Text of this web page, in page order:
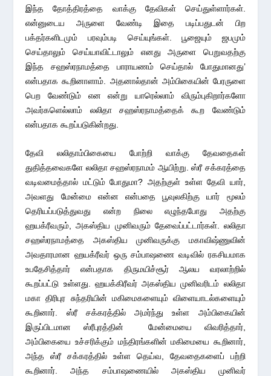
இந்த தோத்திரத்தை வாக்கு தேவிகள் செய்துள்ளார்கள்.
என்னுடைய அருளை வேண்டி இதை படிப்பதுடன் பிற
பக்தர்களிடமும் பரவும்படி செய்யுங்கள். பூஜையும் ஜபமும்
செய்தாலும் செய்யாவிட்டாலும் எனது அருளை பெறுவதற்கு
இந்த சஹஸ்ரநாமத்தை பாராயணம் செய்தால் போதுமானது’
என்பதாக கூறினாளாம். அதனால்தான் அம்பிகையின் பேரருளை
பெற வேண்டும் என என்று யாரெல்லாம் விரும்புகிறார்களோ
அவர்களெல்லாம் லலிதா சஹஸ்ரநாமத்தைக் கூற வேண்டும்
என்பதாக கூறப்படுகின்றது.
தேவி லலிதாம்பிகையை போற்றி வாக்கு தேவதைகள்
துதித்தவைகளே லலிதா சஹஸ்ரநாமம் ஆயிற்று. ஸ்ரீ சக்கரத்தை
வடிவமைத்தால் மட்டும் போதுமா? அதற்குள் உள்ள தேவி யார்,
அவளது மேன்மை என்ன என்பதை பூவுலகிற்கு யார் மூலம்
தெரியப்படுத்துவது என்ற நிலை எழுந்தபோது அதற்கு
ஹயக்ரீவரும், அகஸ்திய முனிவரும் தேவைப்பட்டார்கள். லலிதா
சஹஸ்ரநாமத்தை அகஸ்திய முனிவருக்கு மகாவிஷ்ணுவின்
அவதாரமான ஹயக்ரீவர் ஒரு சம்பாஷணை வடிவில் ரகசியமாக
உபதேசித்தார் என்பதாக திருமயிச்சூர் ஆலய வரலாற்றில்
கூறப்பட்டு உள்ளது. ஹயக்கிரீவர் அகஸ்திய முனிவரிடம் லலிதா
மகா திரிபுர சுந்தரியின் மகிமைகளையும் விளையாடல்களையும்
கூறினார். ஸ்ரீ சக்கரத்தில் அமர்ந்து உள்ள அம்பிகையின்
இருப்பிடமான ஸ்ரீபுரத்தின் மேன்மையை விவரித்தார்,
அம்பிகையை உச்சரிக்கும் மந்திரங்களின் மகிமையை கூறினார்,
அந்த ஸ்ரீ சக்கரத்தில் உள்ள தெய்வ, தேவதைகளைப் பற்றி
கூறினார். அந்த சம்பாஷணையில் அகஸ்திய முனிவர்